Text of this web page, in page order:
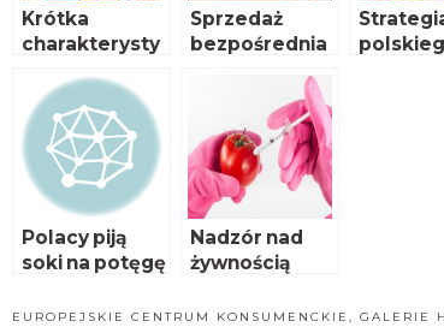
Krótka
charakterysty
konsumenta
Sprzedaż
bezpośrednia
„rolniczego
detalicznego”
Polacy piją
soki na potęgę
Nadzór nad
żywnością
EUROPEJSKIE CENTRUM KONSUMENCKIE , GALERIE